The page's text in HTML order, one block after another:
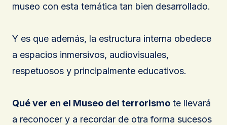
museo con esta temática tan bien desarrollado.
Y es que además, la estructura interna obedece
a espacios inmersivos, audiovisuales,
respetuosos y principalmente educativos.
Qué ver en el Museo del terrorismo te llevará
a reconocer y a recordar de otra forma sucesos